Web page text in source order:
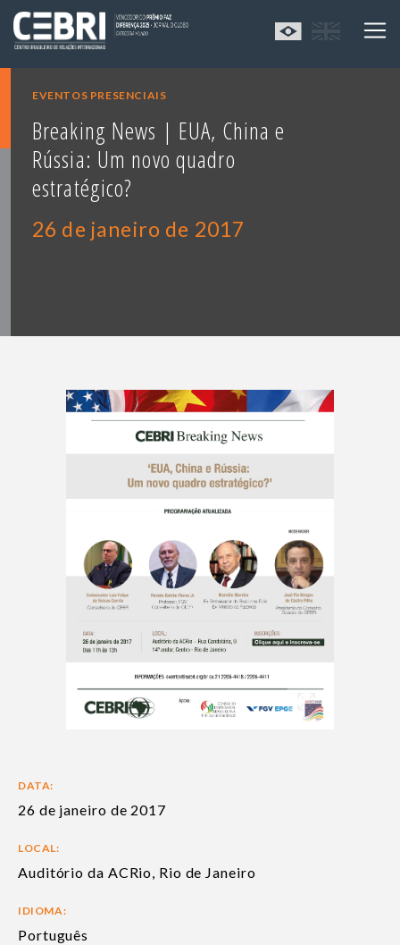
EVENTOS PRESENCIAIS
Breaking News | EUA, China e
Rússia: Um novo quadro
estratégico?
26 de janeiro de 2017
DATA:
26 de janeiro de 2017
LOCAL:
Auditório da ACRio, Rio de Janeiro
IDIOMA:
Português